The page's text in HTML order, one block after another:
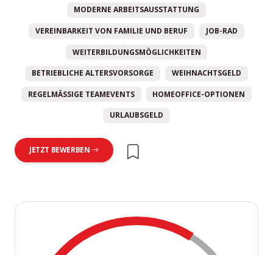
MODERNE ARBEITSAUSSTATTUNG
VEREINBARKEIT VON FAMILIE UND BERUF JOB-RAD
WEITERBILDUNGSMÖGLICHKEITEN
BETRIEBLICHE ALTERSVORSORGE WEIHNACHTSGELD
REGELMÄSSIGE TEAMEVENTS HOMEOFFICE-OPTIONEN
URLAUBSGELD
JETZT BEWERBEN